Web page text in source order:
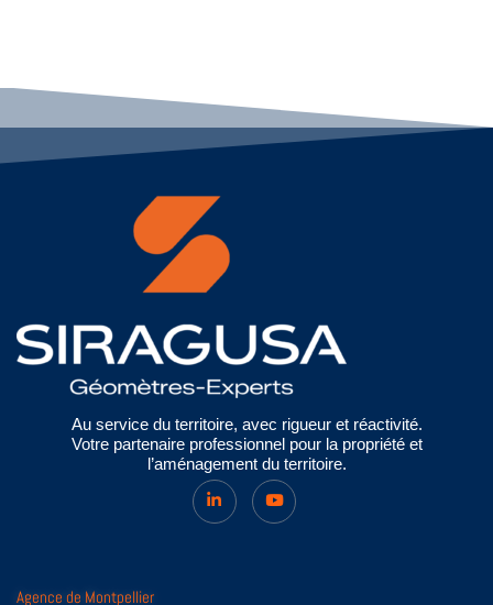
Au service du territoire, avec rigueur et réactivité.
Votre partenaire professionnel pour la propriété et
l’aménagement du territoire.
Agence de Montpellier